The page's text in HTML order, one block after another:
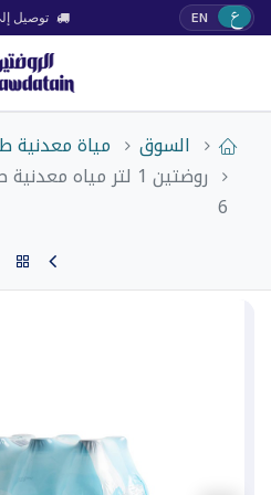
توصيل ع EN
السوق
مياة معدنية
روضتين 1 لتر مياه
6